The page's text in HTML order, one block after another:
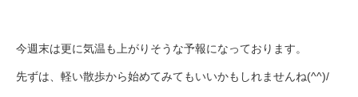
今週末は更に気温も上がりそうな予報になっております。
先ずは、軽い散歩から始めてみてもいいかもしれませんね(^^)/